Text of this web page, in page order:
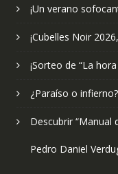
¡Un verano
¡Cubelles Noir
¡Sorteo de “La
¿Paraíso o infierno?
Descubrir “Manual
Pedro Daniel